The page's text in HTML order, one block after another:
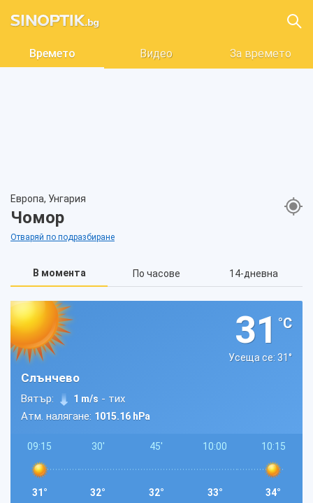
Времето Видео За времето
Европа, Унгария
Чомор
Отваряй по подразбиране
В момента По часове 14-дневна
31 °C
Усеща се: 31°
Слънчево
Вятър: 1 m/s - тих
Атм. налягане: 1015.16 hPa
09:15
31°
30'
32°
45'
32°
10:00
33°
10:15
34°